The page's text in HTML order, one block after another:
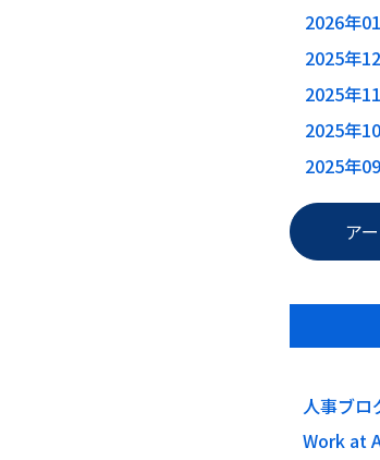
2026年
2025年
2025年
2025年
2025年
ア
人事ブロ
Work at